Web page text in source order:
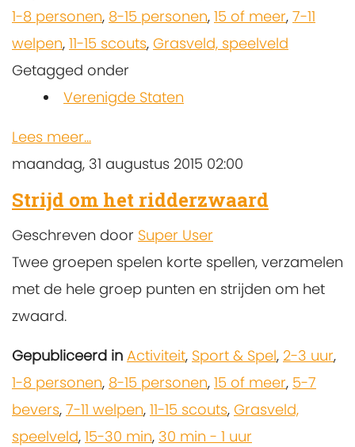
1-8 personen, 8-15 personen, 15 of meer, 7-11
welpen, 11-15 scouts, Grasveld, speelveld
Getagged onder
Verenigde Staten
Lees meer...
maandag, 31 augustus 2015 02:00
Strijd om het ridderzwaard
Geschreven door Super User
Twee groepen spelen korte spellen, verzamelen
met de hele groep punten en strijden om het
zwaard.
Gepubliceerd in Activiteit, Sport & Spel, 2-3 uur,
1-8 personen, 8-15 personen, 15 of meer, 5-7
bevers, 7-11 welpen, 11-15 scouts, Grasveld,
speelveld, 15-30 min, 30 min - 1 uur